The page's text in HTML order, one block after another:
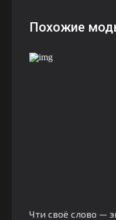
Похожие
Чти своё слово —